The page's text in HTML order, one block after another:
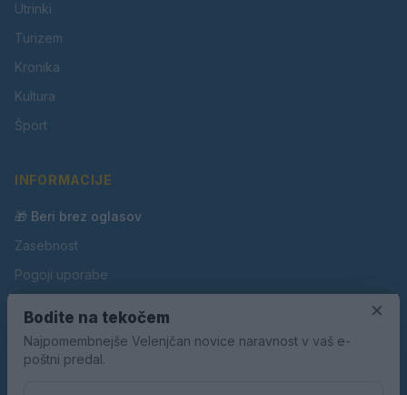
Utrinki
Turizem
Kronika
Kultura
Šport
INFORMACIJE
🎁 Beri brez oglasov
Zasebnost
Pogoji uporabe
Oglaševanje
Kontakt
×
Bodite na tekočem
Najpomembnejše Velenjčan novice naravnost v vaš e-
poštni predal.